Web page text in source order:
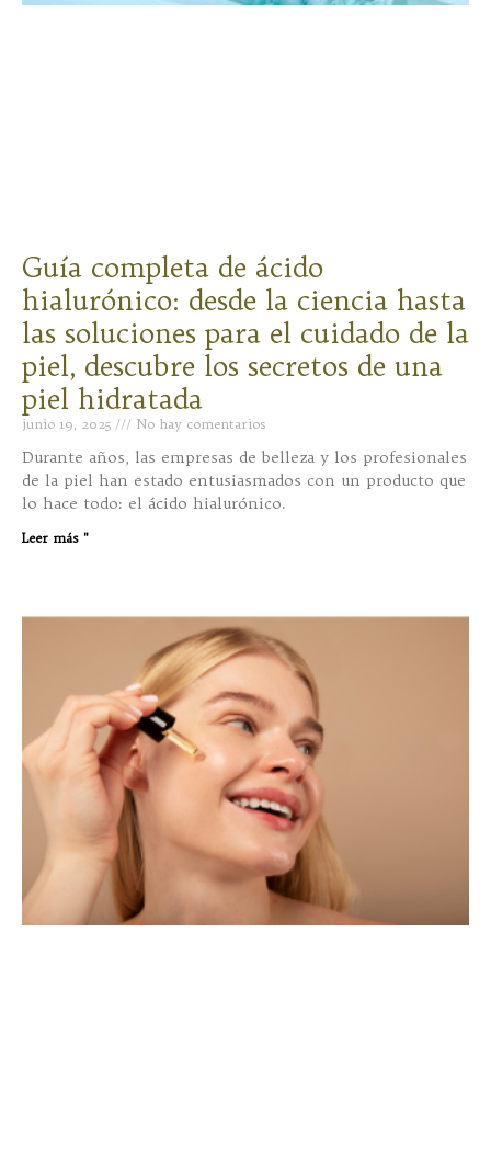
Guía completa de ácido
hialurónico: desde la ciencia hasta
las soluciones para el cuidado de la
piel, descubre los secretos de una
piel hidratada
junio 19, 2025 No hay comentarios
Durante años, las empresas de belleza y los profesionales
de la piel han estado entusiasmados con un producto que
lo hace todo: el ácido hialurónico.
Leer más "